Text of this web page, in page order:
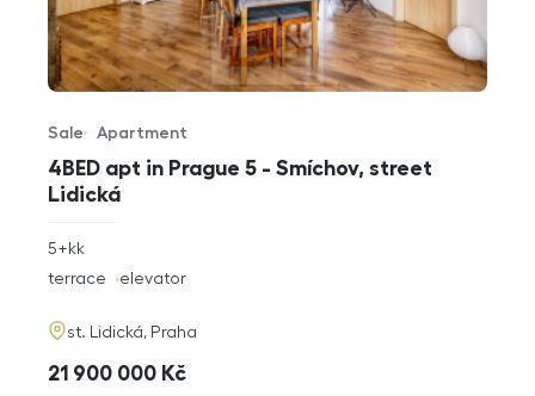
4BED apt in Prague 5 - Smíchov, street
Lidická
Offer type
Sale
Property type
Apartment
rozměry
5+kk
funkce
terrace elevator
adresa
st. Lidická, Praha
cena
21 900 000 Kč